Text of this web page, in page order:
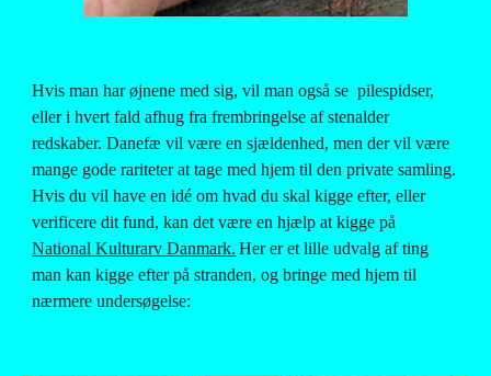
Hvis man har øjnene med sig, vil man også se  pilespidser,
eller i hvert fald afhug fra frembringelse af stenalder
redskaber. Danefæ vil være en sjældenhed, men der vil være
mange gode rariteter at tage med hjem til den private samling.
Hvis du vil have en idé om hvad du skal kigge efter, eller
verificere dit fund, kan det være en hjælp at kigge på
National Kulturarv Danmark. Her er et lille udvalg af ting
man kan kigge efter på stranden, og bringe med hjem til
nærmere undersøgelse: